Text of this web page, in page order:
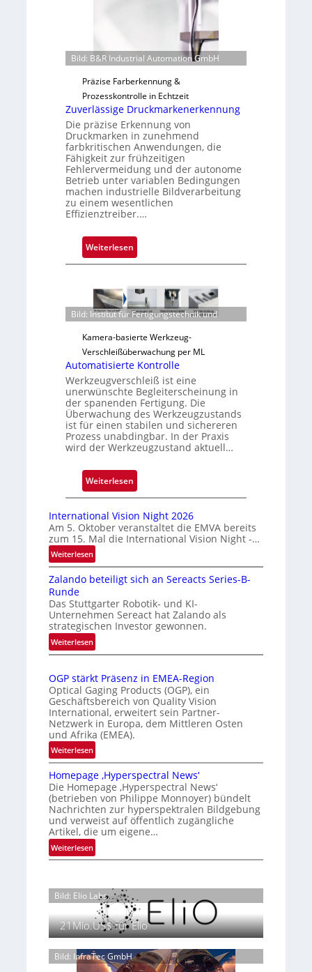
a
i
l
o
e
r
t
i
g
u
n
g
a
u
s
Bild: B&R Industrial Automation GmbH
Präzise Farberkennung &
Prozesskontrolle in Echtzeit
Zuverlässige Druckmarkenerkennung
Die präzise Erkennung von
Druckmarken in zunehmend
farbkritischen Anwendungen, die
Fähigkeit zur frühzeitigen
Fehlervermeidung und der autonome
Betrieb unter variablen Bedingungen
machen industrielle Bildverarbeitung
zu einem wesentlichen
Effizienztreiber.…
Weiterlesen
Z
v
e
r
l
ä
s
s
g
e
D
r
k
a
r
e
n
e
r
k
n
u
n
g
Bild: Institut für Fertigungstechnik und
Kamera-basierte Werkzeug-
Verschleißüberwachung per ML
Automatisierte Kontrolle
Werkzeugverschleiß ist eine
unerwünschte Begleiterscheinung in
der spanenden Fertigung. Die
Überwachung des Werkzeugzustands
ist für einen stabilen und sichereren
Prozess unabdingbar. In der Praxis
wird der Werkzeugzustand aktuell…
Weiterlesen
A
t
o
a
t
i
s
i
r
e
K
o
n
o
l
l
e
International Vision Night 2026
Am 5. Oktober veranstaltet die EMVA bereits
zum 15. Mal die International Vision Night -…
Weiterlesen:
I
n
e
r
n
a
o
n
a
V
i
s
i
o
n
N
i
h
0
2
6
Zalando beteiligt sich an Sereacts Series-B-
Runde
Das Stuttgarter Robotik- und KI-
Unternehmen Sereact hat Zalando als
strategischen Investor gewonnen.
Weiterlesen:
Z
l
a
n
d
o
e
t
e
i
l
i
g
t
c
h
a
n
e
OGP stärkt Präsenz in EMEA-Region
Optical Gaging Products (OGP), ein
Geschäftsbereich von Quality Vision
International, erweitert sein Partner-
Netzwerk in Europa, dem Mittleren Osten
und Afrika (EMEA).
Weiterlesen:
O
G
P
s
t
ä
r
k
r
ä
s
e
n
z
Homepage ‚Hyperspectral News‘
Die Homepage ‚Hyperspectral News‘
(betrieben von Philippe Monnoyer) bündelt
Nachrichten zur hyperspektralen Bildgebung
und verweist auf öffentlich zugängliche
Artikel, die um eigene…
Weiterlesen:
H
m
e
p
a
g
e
‚
Bild: Elio Labs.
21Mio.US$ für Elio
Bild: InfraTec GmbH